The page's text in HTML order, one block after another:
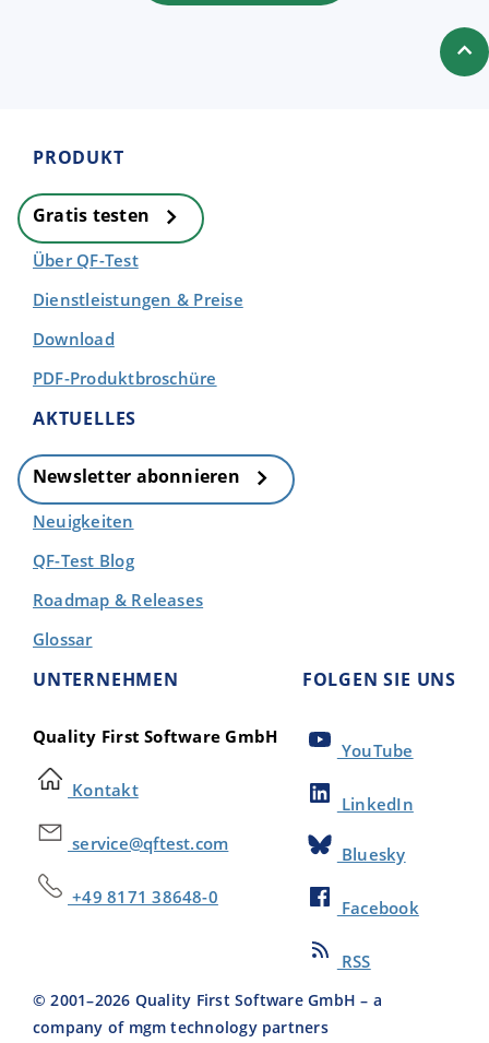
PRODUKT
Gratis testen
Über QF-Test
Dienstleistungen & Preise
Download
PDF-Produktbroschüre
AKTUELLES
Newsletter abonnieren
Neuigkeiten
QF-Test Blog
Roadmap & Releases
Glossar
UNTERNEHMEN
Quality First Software GmbH
Kontakt
service@qftest.com
+49 8171 38648-0
FOLGEN SIE UNS
YouTube
LinkedIn
Bluesky
Facebook
RSS
© 2001–2026 Quality First Software GmbH – a
company of mgm technology partners